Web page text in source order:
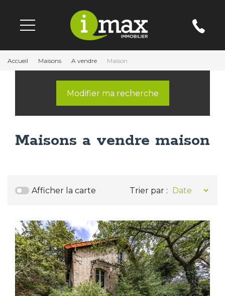
Accueil Maisons A vendre Maison
Modifier ma recherche
Maisons a vendre maison
Afficher la carte Trier par :